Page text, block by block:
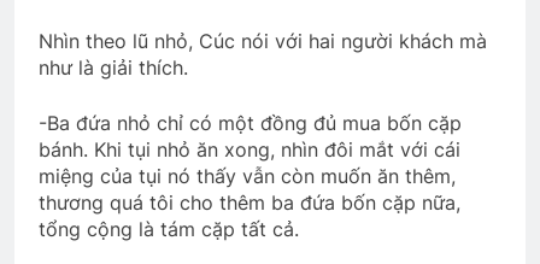
Nhìn theo lũ nhỏ, Cúc nói với hai người khách mà
như là giải thích.
-Ba đứa nhỏ chỉ có một đồng đủ mua bốn cặp
bánh. Khi tụi nhỏ ăn xong, nhìn đôi mắt với cái
miệng của tụi nó thấy vẫn còn muốn ăn thêm,
thương quá tôi cho thêm ba đứa bốn cặp nữa,
tổng cộng là tám cặp tất cả.